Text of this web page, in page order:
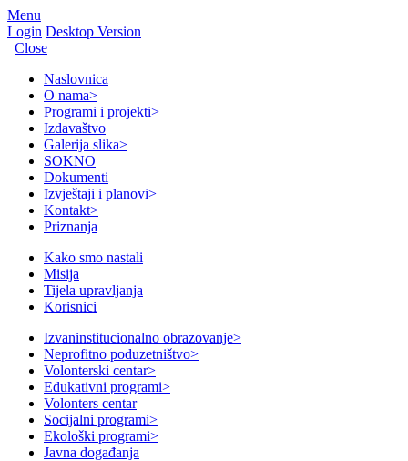
Menu
Login Desktop Version
Close
Naslovnica
O nama>
Programi i projekti>
Izdavaštvo
Galerija slika>
SOKNO
Dokumenti
Izvještaji i planovi>
Kontakt>
Priznanja
Kako smo nastali
Misija
Tijela upravljanja
Korisnici
Izvaninstitucionalno obrazovanje>
Neprofitno poduzetništvo>
Volonterski centar>
Edukativni programi>
Volonters centar
Socijalni programi>
Ekološki programi>
Javna događanja